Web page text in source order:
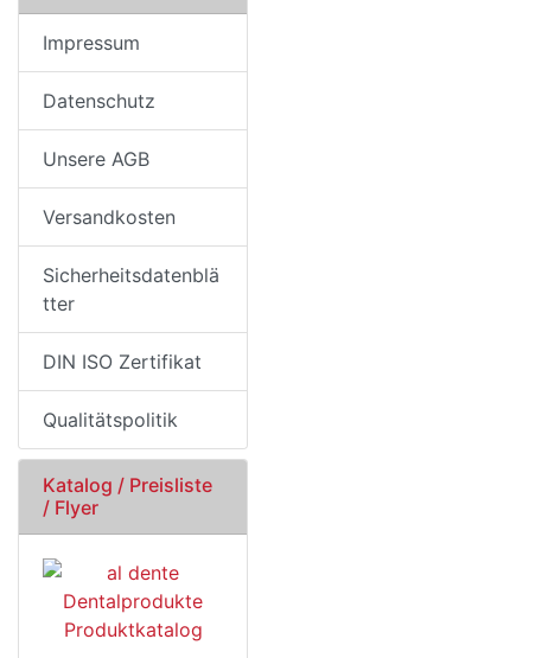
Impressum
Datenschutz
Unsere AGB
Versandkosten
Sicherheitsdatenblä
tter
DIN ISO Zertifikat
Qualitätspolitik
Katalog / Preisliste
/ Flyer